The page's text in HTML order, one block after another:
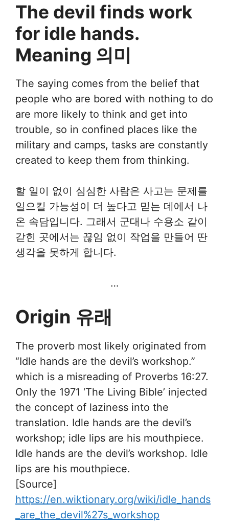
The devil finds work
for idle hands.
Meaning 의미
The saying comes from the belief that
people who are bored with nothing to do
are more likely to think and get into
trouble, so in confined places like the
military and camps, tasks are constantly
created to keep them from thinking.
할 일이 없이 심심한 사람은 사고는 문제를
일으킬 가능성이 더 높다고 믿는 데에서 나
온 속담입니다. 그래서 군대나 수용소 같이
갇힌 곳에서는 끊임 없이 작업을 만들어 딴
생각을 못하게 합니다.
…
Origin 유래
The proverb most likely originated from
“Idle hands are the devil’s workshop.”
which is a misreading of Proverbs 16:27.
Only the 1971 ‘The Living Bible’ injected
the concept of laziness into the
translation. Idle hands are the devil’s
workshop; idle lips are his mouthpiece.
Idle hands are the devil’s workshop. Idle
lips are his mouthpiece.
[Source]
https://en.wiktionary.org/wiki/idle_hands
_are_the_devil%27s_workshop